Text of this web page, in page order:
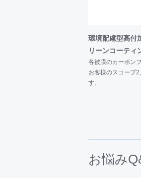
させる
2024年
にコーテ
ング品を
環境配慮型高付
リーンコーティ
各被膜のカーボン
お客様のスコープ
す。
お悩み